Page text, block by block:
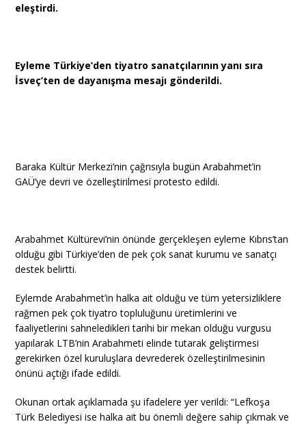
eleştirdi.
Eyleme Türkiye’den tiyatro sanatçılarının yanı sıra
İsveç’ten de dayanışma mesajı gönderildi.
Baraka Kültür Merkezi’nin çağrısıyla bugün Arabahmet’in
GAÜ’ye devri ve özelleştirilmesi protesto edildi.
Arabahmet Kültürevi’nin önünde gerçekleşen eyleme Kıbrıs’tan
olduğu gibi Türkiye’den de pek çok sanat kurumu ve sanatçı
destek belirtti.
Eylemde Arabahmet’in halka ait olduğu ve tüm yetersizliklere
rağmen pek çok tiyatro topluluğunu üretimlerini ve
faaliyetlerini sahneledikleri tarihi bir mekan olduğu vurgusu
yapılarak LTB’nin Arabahmeti elinde tutarak geliştirmesi
gerekirken özel kuruluşlara devrederek özelleştirilmesinin
önünü açtığı ifade edildi.
Okunan ortak açıklamada şu ifadelere yer verildi: “Lefkoşa
Türk Belediyesi ise halka ait bu önemli değere sahip çıkmak ve